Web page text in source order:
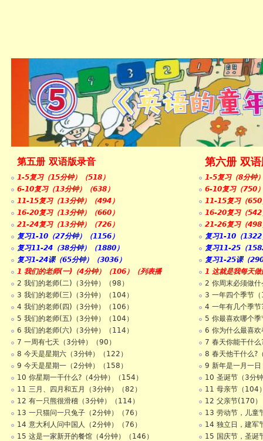
第五册 双语版录音
1-5复习（15分钟）（518）
6-10复习（13分钟）（638）
11-15复习（13分钟）（494）
16-20复习（13分钟）（660）
21-24复习（13分钟）（726）
复习1-10（27分钟）（1156）
复习11-24（38分钟）（1880）
复习1-24课（65分钟）（3036）
1 我们的老师(一)（4分钟）（106）（列表播
2 我们的老师(二)（3分钟）（98）
3 我们的老师(三)（3分钟）（104）
4 我们的老师(四)（3分钟）（106）
5 我们的老师(五)（3分钟）（104）
6 我们的老师(六)（3分钟）（114）
7 一周有七天（3分钟）（90）
8 今天是星期六（3分钟）（122）
9 今天是星期一（2分钟）（158）
10 你星期一干什么?（4分钟）（154）
11 三月、四月和五月（3分钟）（82）
12 有一只熊很滑稽（3分钟）（114）
13 一只猫问一只兔子（2分钟）（76）
14 意大利人问中国人（2分钟）（76）
15 这是一家新开的餐馆（4分钟）（146）
第六册 双
1-5复习（8分钟
6-10复习（750
11-15复习（650
16-20复习（542
21-26复习（498
复习1-10（1322
复习11-25（
复习1-25课（
1 这就是我每天
2 你周末必须做
3 一年四个季节
4 一年有几个季
5 你最喜欢哪个
6 你为什么最喜
7 春天你能干什
8 春天他干什么?
9 新年是一月一
10 圣诞节（3分
11 母亲节（104
12 父亲节(170）
13 劳动节，儿童
14 独立日，建军
15 国庆节，圣诞